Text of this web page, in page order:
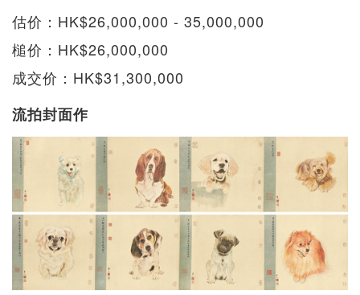
估价：HK$26,000,000 - 35,000,000
槌价：HK$26,000,000
成交价：HK$31,300,000
流拍封面作